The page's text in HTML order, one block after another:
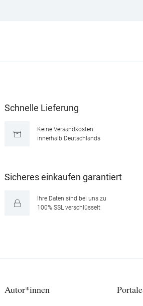
Schnelle Lieferung
Keine Versandkosten
innerhalb Deutschlands
Sicheres einkaufen garantiert
Ihre Daten sind bei uns zu
100% SSL verschlüsselt
Autor*innen Portale